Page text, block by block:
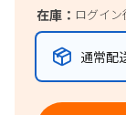
在庫： ログイ
通常配